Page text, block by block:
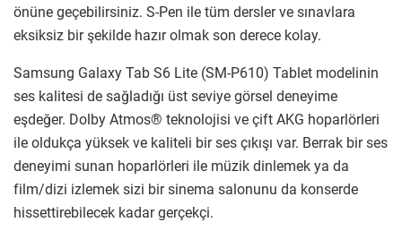
önüne geçebilirsiniz. S-Pen ile tüm dersler ve sınavlara
eksiksiz bir şekilde hazır olmak son derece kolay.
Samsung Galaxy Tab S6 Lite (SM-P610) Tablet modelinin
ses kalitesi de sağladığı üst seviye görsel deneyime
eşdeğer. Dolby Atmos® teknolojisi ve çift AKG hoparlörleri
ile oldukça yüksek ve kaliteli bir ses çıkışı var. Berrak bir ses
deneyimi sunan hoparlörleri ile müzik dinlemek ya da
film/dizi izlemek sizi bir sinema salonunu da konserde
hissettirebilecek kadar gerçekçi.